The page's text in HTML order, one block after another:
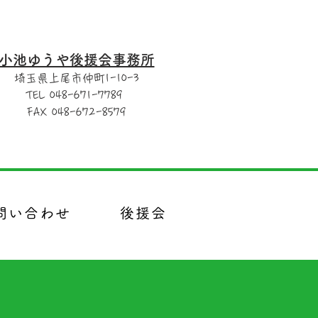
池ゆうや後援会事務所
埼玉県上尾市仲町1-10-3
TEL 048-671-7789
FAX 048-672-8579
い合わせ 後援会